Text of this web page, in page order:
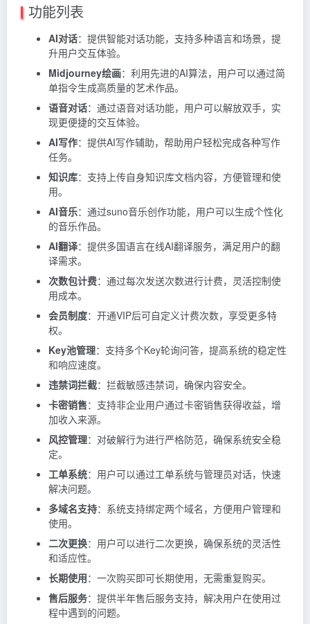
功能列表
AI对话：提供智能对话功能，支持多种语言和场景，提
升用户交互体验。
Midjourney绘画：利用先进的AI算法，用户可以通过简
单指令生成高质量的艺术作品。
语音对话：通过语音对话功能，用户可以解放双手，实
现更便捷的交互体验。
AI写作：提供AI写作辅助，帮助用户轻松完成各种写作
任务。
知识库：支持上传自身知识库文档内容，方便管理和使
用。
AI音乐：通过suno音乐创作功能，用户可以生成个性化
的音乐作品。
AI翻译：提供多国语言在线AI翻译服务，满足用户的翻
译需求。
次数包计费：通过每次发送次数进行计费，灵活控制使
用成本。
会员制度：开通VIP后可自定义计费次数，享受更多特
权。
Key池管理：支持多个Key轮询问答，提高系统的稳定性
和响应速度。
违禁词拦截：拦截敏感违禁词，确保内容安全。
卡密销售：支持非企业用户通过卡密销售获得收益，增
加收入来源。
风控管理：对破解行为进行严格防范，确保系统安全稳
定。
工单系统：用户可以通过工单系统与管理员对话，快速
解决问题。
多域名支持：系统支持绑定两个域名，方便用户管理和
使用。
二次更换：用户可以进行二次更换，确保系统的灵活性
和适应性。
长期使用：一次购买即可长期使用，无需重复购买。
售后服务：提供半年售后服务支持，解决用户在使用过
程中遇到的问题。